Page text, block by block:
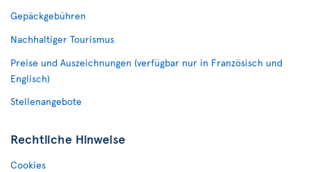
Gepäckgebühren
Nachhaltiger Tourismus
Preise und Auszeichnungen (verfügbar nur in Französisch und
Englisch)
Stellenangebote
Rechtliche Hinweise
Cookies